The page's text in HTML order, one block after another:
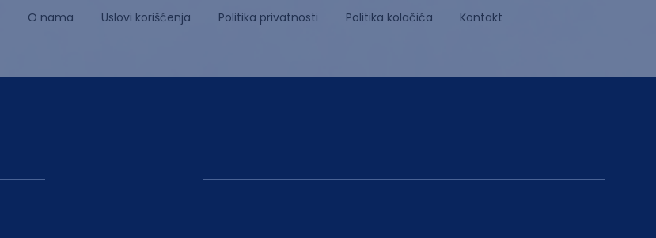
O nama Uslovi korišćenja Politika privatnosti Politika kolačića Kontakt